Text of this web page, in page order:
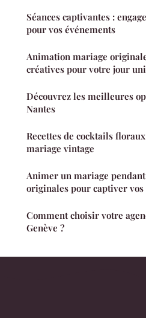
Séances captivantes :
pour vos événements
Animation mariage
créatives pour votre jour
Découvrez les meilleures
Nantes
Recettes de cocktails
mariage vintage
Animer un mariage
originales pour captiver
Comment choisir votre
Genève ?